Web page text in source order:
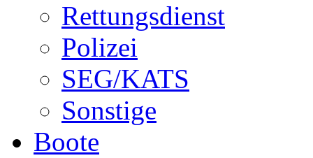
Rettungsdienst
Polizei
SEG/KATS
Sonstige
Boote